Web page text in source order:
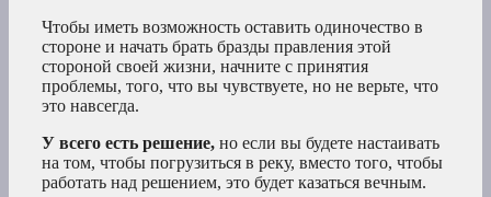
Чтобы иметь возможность оставить одиночество в
стороне и начать брать бразды правления этой
стороной своей жизни, начните с принятия
проблемы, того, что вы чувствуете, но не верьте, что
это навсегда.
У всего есть решение, но если вы будете настаивать
на том, чтобы погрузиться в реку, вместо того, чтобы
работать над решением, это будет казаться вечным.